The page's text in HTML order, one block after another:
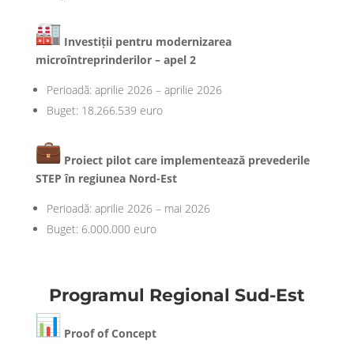
Investiții pentru modernizarea
microîntreprinderilor – apel 2
Perioadă: aprilie 2026 – aprilie 2026
Buget: 18.266.539 euro
Proiect pilot care implementează prevederile
STEP în regiunea Nord-Est
Perioadă: aprilie 2026 – mai 2026
Buget: 6.000.000 euro
Programul Regional Sud-Est
Proof of Concept